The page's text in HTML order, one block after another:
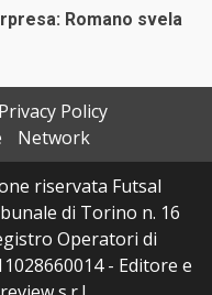
Romano svela
Privacy Policy
Network
riservata Futsal
di Torino n. 16
Operatori di
- Editore e